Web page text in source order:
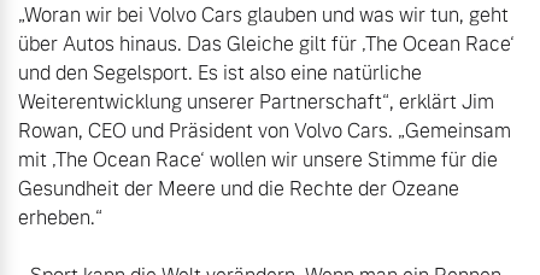
„Woran wir bei Volvo Cars glauben und was wir tun, geht
über Autos hinaus. Das Gleiche gilt für ‚The Ocean Race‘
und den Segelsport. Es ist also eine natürliche
Weiterentwicklung unserer Partnerschaft“, erklärt Jim
Rowan, CEO und Präsident von Volvo Cars. „Gemeinsam
mit ‚The Ocean Race‘ wollen wir unsere Stimme für die
Gesundheit der Meere und die Rechte der Ozeane
erheben.“